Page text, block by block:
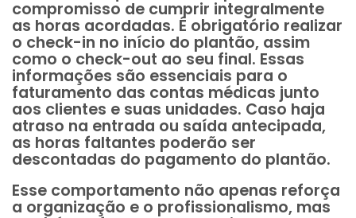
compromisso de cumprir integralmente
as horas acordadas. É obrigatório realizar
o check-in no início do plantão, assim
como o check-out ao seu final. Essas
informações são essenciais para o
faturamento das contas médicas junto
aos clientes e suas unidades. Caso haja
atraso na entrada ou saída antecipada,
as horas faltantes poderão ser
descontadas do pagamento do plantão.
Esse comportamento não apenas reforça
a organização e o profissionalismo, mas